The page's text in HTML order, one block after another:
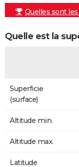
Quelles sont
Quelle est la
Superficie
(surface)
Altitude min.
Altitude max.
Latitude